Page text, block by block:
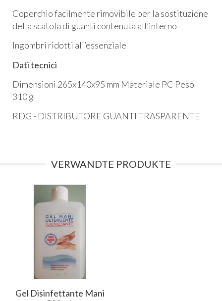
Coperchio facilmente rimovibile per la sostituzione
della scatola di guanti contenuta all’interno
Ingombri ridotti all’essenziale
Dati tecnici
Dimensioni 265x140x95 mm Materiale PC Peso
310 g
RDG - DISTRIBUTORE GUANTI TRASPARENTE
VERWANDTE PRODUKTE
Gel Disinfettante Mani